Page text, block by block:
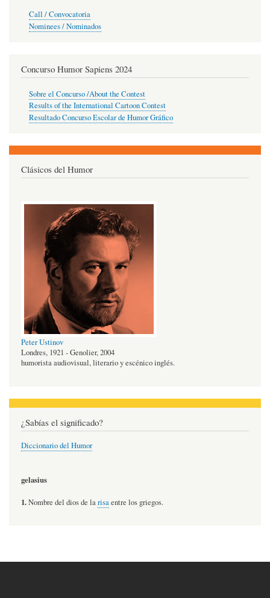
Call / Convocatoria
Nominees / Nominados
Concurso Humor Sapiens 2024
Sobre el Concurso /About the Contest
Results of the International Cartoon Contest
Resultado Concurso Escolar de Humor Gráfico
Clásicos del Humor
Peter Ustinov
Londres, 1921 - Genolier, 2004
humorista audiovisual, literario y escénico inglés.
¿Sabías el significado?
Diccionario del Humor
gelasius
1.Nombre del dios de larisaentre los griegos.